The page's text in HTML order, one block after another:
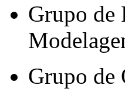
Grupo de
Grupo de